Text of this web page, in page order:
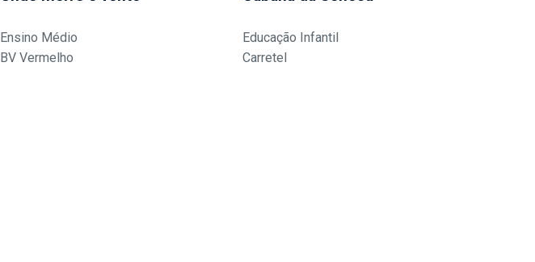
Ensino Médio
BV Vermelho
Educação Infantil
Carretel